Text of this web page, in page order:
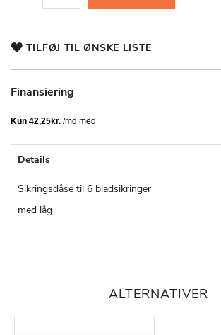
TILFØJ TIL ØNSKE LISTE
Finansiering
Details
Sikringsdåse til 6 bladsikringer
med låg
ALTERNATIVER